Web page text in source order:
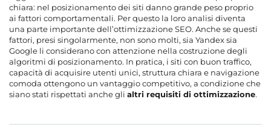
chiara: nel posizionamento dei siti danno grande peso proprio
ai fattori comportamentali. Per questo la loro analisi diventa
una parte importante dell’ottimizzazione SEO. Anche se questi
fattori, presi singolarmente, non sono molti, sia Yandex sia
Google li considerano con attenzione nella costruzione degli
algoritmi di posizionamento. In pratica, i siti con buon traffico,
capacità di acquisire utenti unici, struttura chiara e navigazione
comoda ottengono un vantaggio competitivo, a condizione che
siano stati rispettati anche gli altri requisiti di ottimizzazione.